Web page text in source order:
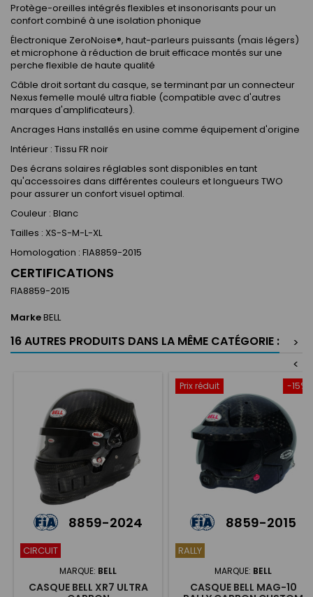
Protège-oreilles intégrés flexibles et insonorisants pour un
confort combiné à une isolation phonique
Électronique ZeroNoise®, haut-parleurs puissants (mais légers)
et microphone à réduction de bruit efficace montés sur une
perche flexible de haute qualité
Câble droit sortant du casque, se terminant par un connecteur
Nexus femelle moulé ultra fiable (compatible avec d'autres
marques d'amplificateurs).
Ancrages Hans installés en usine comme équipement d'origine
Intérieur : Tissu FR noir
Des écrans solaires réglables sont disponibles en tant
qu'accessoires dans différentes couleurs et longueurs TWO
pour assurer un confort visuel optimal.
Couleur : Blanc
Tailles : XS-S-M-L-XL
Homologation : FIA8859-2015
CERTIFICATIONS
FIA8859-2015
MarkeBELL
16 AUTRES PRODUITS DANS LA MÊME CATÉGORIE :
>
<
8859-2024
CIRCUIT
MARQUE: BELL
CASQUE BELL XR7 ULTRA
-15%
Prix réduit
8859-2015
RALLY
MARQUE: BELL
CASQUE BELL MAG-10